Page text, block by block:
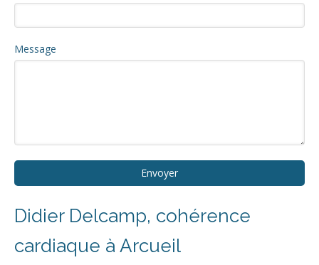
Message
Envoyer
Didier Delcamp, cohérence
cardiaque à Arcueil